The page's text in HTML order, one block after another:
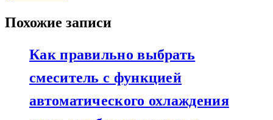
Похожие записи
Как правильно выбрать
смеситель с функцией
автоматического охлаждения